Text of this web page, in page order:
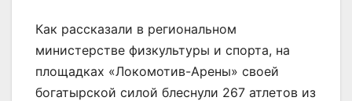
Как рассказали в региональном
министерстве физкультуры и спорта, на
площадках «Локомотив-Арены» своей
богатырской силой блеснули 267 атлетов из